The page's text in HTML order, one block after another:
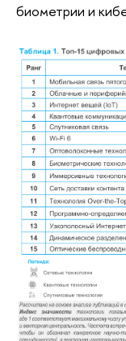
биометрии и